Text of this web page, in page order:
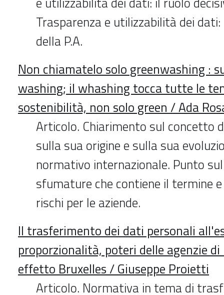
Trasparenza e utilizzabilità dei
della P.A.
Non chiamatelo solo greenwashing :
washing; il whashing tocca tutte le
sostenibilità, non solo green / Ada
Articolo. Chiarimento sul concetto
sulla sua origine e sulla sua
normativo internazionale. Punto
sfumature che contiene il termine
rischi per le aziende.
Il trasferimento dei dati personali
proporzionalità, poteri delle agenzie
effetto Bruxelles / Giuseppe Proietti
Articolo. Normativa in tema di